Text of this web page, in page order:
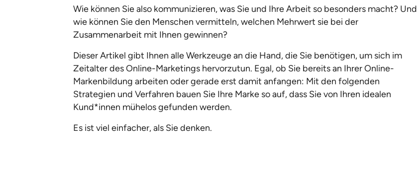
Wie können Sie also kommunizieren, was Sie und Ihre Arbeit so besonders macht? Und
wie können Sie den Menschen vermitteln, welchen Mehrwert sie bei der
Zusammenarbeit mit Ihnen gewinnen?
Dieser Artikel gibt Ihnen alle Werkzeuge an die Hand, die Sie benötigen, um sich im
Zeitalter des Online-Marketings hervorzutun. Egal, ob Sie bereits an Ihrer Online-
Markenbildung arbeiten oder gerade erst damit anfangen: Mit den folgenden
Strategien und Verfahren bauen Sie Ihre Marke so auf, dass Sie von Ihren idealen
Kund*innen mühelos gefunden werden.
Es ist viel einfacher, als Sie denken.